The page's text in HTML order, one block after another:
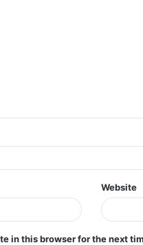
Website
in this browser for the next